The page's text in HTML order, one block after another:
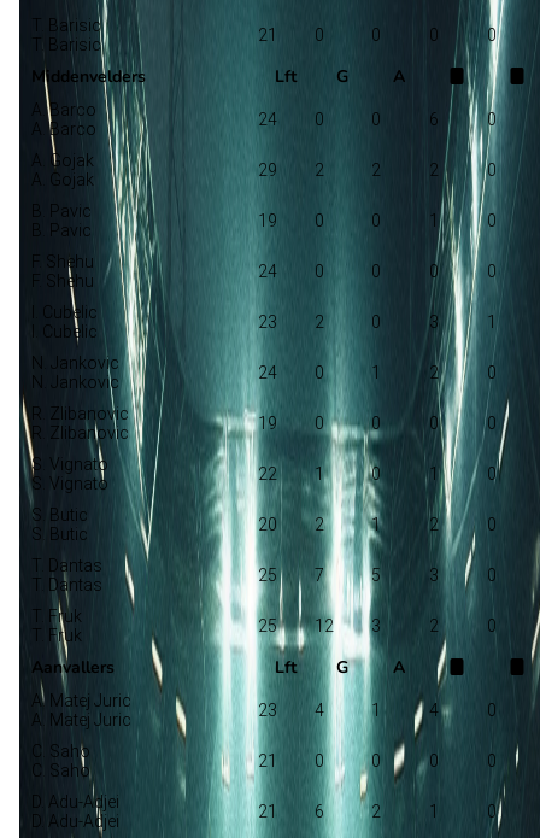
T. Barisic
T. Barisic
21 0 0 0 0
Middenvelders Lft G A
A. Barco
A. Barco
24 0 0 6 0
A. Gojak
A. Gojak
29 2 2 2 0
B. Pavic
B. Pavic
19 0 0 1 0
F. Shehu
F. Shehu
24 0 0 0 0
I. Cubelic
I. Cubelic
23 2 0 3 1
N. Jankovic
N. Jankovic
24 0 1 2 0
R. Zlibanovic
R. Zlibanovic
19 0 0 0 0
S. Vignato
S. Vignato
22 1 0 1 0
S. Butic
S. Butic
20 2 1 2 0
T. Dantas
T. Dantas
25 7 5 3 0
T. Fruk
T. Fruk
25 12 3 2 0
Aanvallers Lft G A
A. Matej Juric
A. Matej Juric
23 4 1 4 0
C. Saho
C. Saho
21 0 0 0 0
D. Adu-Adjei
D. Adu-Adjei
21 6 2 1 0